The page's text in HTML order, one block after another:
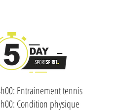
Entrainement tennis
Condition physique